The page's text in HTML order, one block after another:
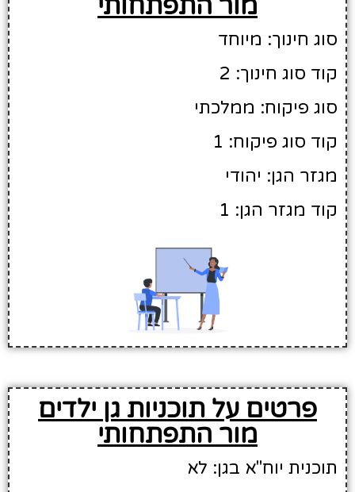
מור התפתחותי
סוג חינוך: מיוחד
קוד סוג חינוך: 2
סוג פיקוח: ממלכתי
קוד סוג פיקוח: 1
מגזר הגן: יהודי
קוד מגזר הגן: 1
פרטים על תוכניות גן ילדים
מור התפתחותי
תוכנית יוח"א בגן: לא